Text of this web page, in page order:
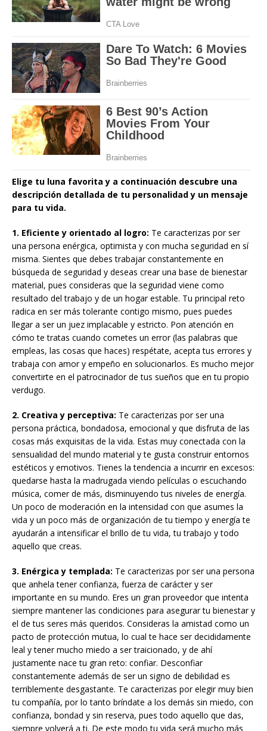
Elige tu luna favorita y a continuación descubre una
descripción detallada de tu personalidad y un mensaje
para tu vida.
1. Eficiente y orientado al logro: Te caracterizas por ser
una persona enérgica, optimista y con mucha seguridad en sí
misma. Sientes que debes trabajar constantemente en
búsqueda de seguridad y deseas crear una base de bienestar
material, pues consideras que la seguridad viene como
resultado del trabajo y de un hogar estable. Tu principal reto
radica en ser más tolerante contigo mismo, pues puedes
llegar a ser un juez implacable y estricto. Pon atención en
cómo te tratas cuando cometes un error (las palabras que
empleas, las cosas que haces) respétate, acepta tus errores y
trabaja con amor y empeño en solucionarlos. Es mucho mejor
convertirte en el patrocinador de tus sueños que en tu propio
verdugo.
2. Creativa y perceptiva: Te caracterizas por ser una
persona práctica, bondadosa, emocional y que disfruta de las
cosas más exquisitas de la vida. Estas muy conectada con la
sensualidad del mundo material y te gusta construir entornos
estéticos y emotivos. Tienes la tendencia a incurrir en excesos:
quedarse hasta la madrugada viendo películas o escuchando
música, comer de más, disminuyendo tus niveles de energía.
Un poco de moderación en la intensidad con que asumes la
vida y un poco más de organización de tu tiempo y energía te
ayudarán a intensificar el brillo de tu vida, tu trabajo y todo
aquello que creas.
3. Enérgica y templada: Te caracterizas por ser una persona
que anhela tener confianza, fuerza de carácter y ser
importante en su mundo. Eres un gran proveedor que intenta
siempre mantener las condiciones para asegurar tu bienestar y
el de tus seres más queridos. Consideras la amistad como un
pacto de protección mutua, lo cual te hace ser decididamente
leal y tener mucho miedo a ser traicionado, y de ahí
justamente nace tu gran reto: confiar. Desconfiar
constantemente además de ser un signo de debilidad es
terriblemente desgastante. Te caracterizas por elegir muy bien
tu compañía, por lo tanto bríndate a los demás sin miedo, con
confianza, bondad y sin reserva, pues todo aquello que das,
siempre volverá a ti. De este modo tu vida será mucho más